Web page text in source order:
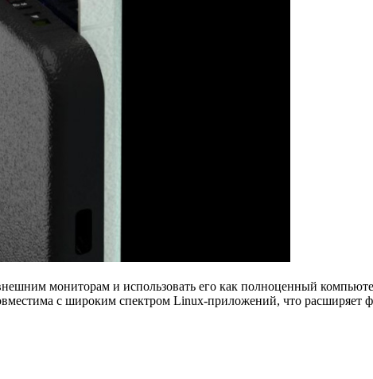
мониторам и использовать его как полноценный
с широким спектром Linux-приложений, что расширяет